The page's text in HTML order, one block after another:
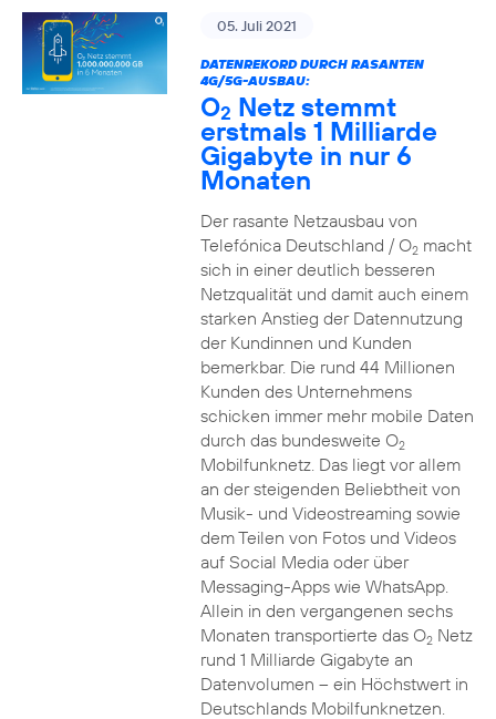
05. Juli 2021
DATENREKORD DURCH RASANTEN
4G/5G-AUSBAU:
O2 Netz stemmt
erstmals 1 Milliarde
Gigabyte in nur 6
Monaten
Der rasante Netzausbau von
Telefónica Deutschland / O2macht
sich in einer deutlich besseren
Netzqualität und damit auch einem
starken Anstieg der Datennutzung
der Kundinnen und Kunden
bemerkbar. Die rund 44 Millionen
Kunden des Unternehmens
schicken immer mehr mobile Daten
durch das bundesweite O2
Mobilfunknetz. Das liegt vor allem
an der steigenden Beliebtheit von
Musik- und Videostreaming sowie
dem Teilen von Fotos und Videos
auf Social Media oder über
Messaging-Apps wie WhatsApp.
Allein in den vergangenen sechs
Monaten transportierte das O2Netz
rund 1 Milliarde Gigabyte an
Datenvolumen – ein Höchstwert in
Deutschlands Mobilfunknetzen.